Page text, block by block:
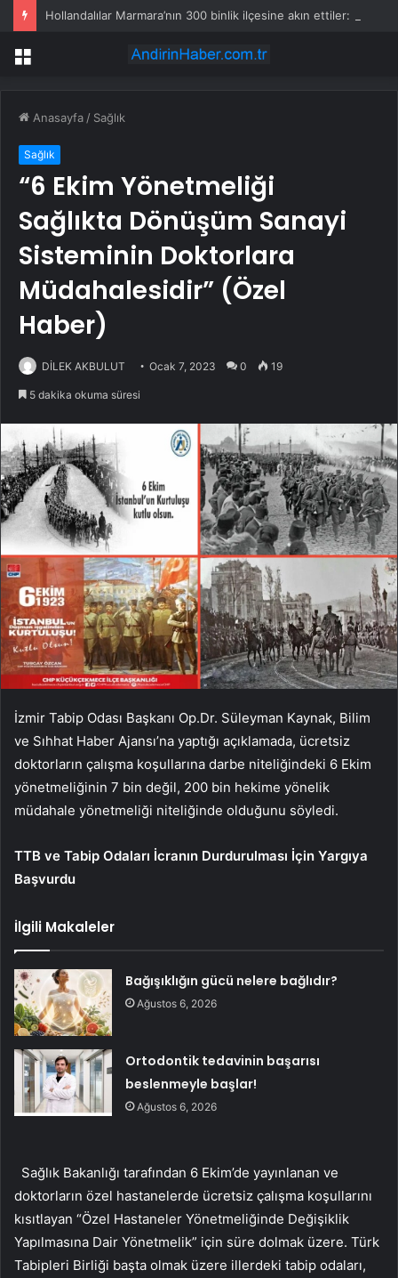
Menü
Anasayfa / Sağlık
Sağlık
“6 Ekim Yönetmeliği
Sağlıkta Dönüşüm Sanayi
Sisteminin Doktorlara
Müdahalesidir” (Özel
Haber)
DİLEK AKBULUT Ocak 7, 2023 0 19
5 dakika okuma süresi
İzmir Tabip Odası Başkanı Op.Dr. Süleyman Kaynak, Bilim
ve Sıhhat Haber Ajansı’na yaptığı açıklamada, ücretsiz
doktorların çalışma koşullarına darbe niteliğindeki 6 Ekim
yönetmeliğinin 7 bin değil, 200 bin hekime yönelik
müdahale yönetmeliği niteliğinde olduğunu söyledi.
TTB ve Tabip Odaları İcranın Durdurulması İçin Yargıya
Başvurdu
İlgili Makaleler
Bağışıklığın gücü nelere bağlıdır?
Ağustos 6, 2026
Ortodontik tedavinin başarısı
beslenmeyle başlar!
Ağustos 6, 2026
Sağlık Bakanlığı tarafından 6 Ekim’de yayınlanan ve
doktorların özel hastanelerde ücretsiz çalışma koşullarını
kısıtlayan “Özel Hastaneler Yönetmeliğinde Değişiklik
Yapılmasına Dair Yönetmelik” için süre dolmak üzere. Türk
Tabipleri Birliği başta olmak üzere illerdeki tabip odaları,